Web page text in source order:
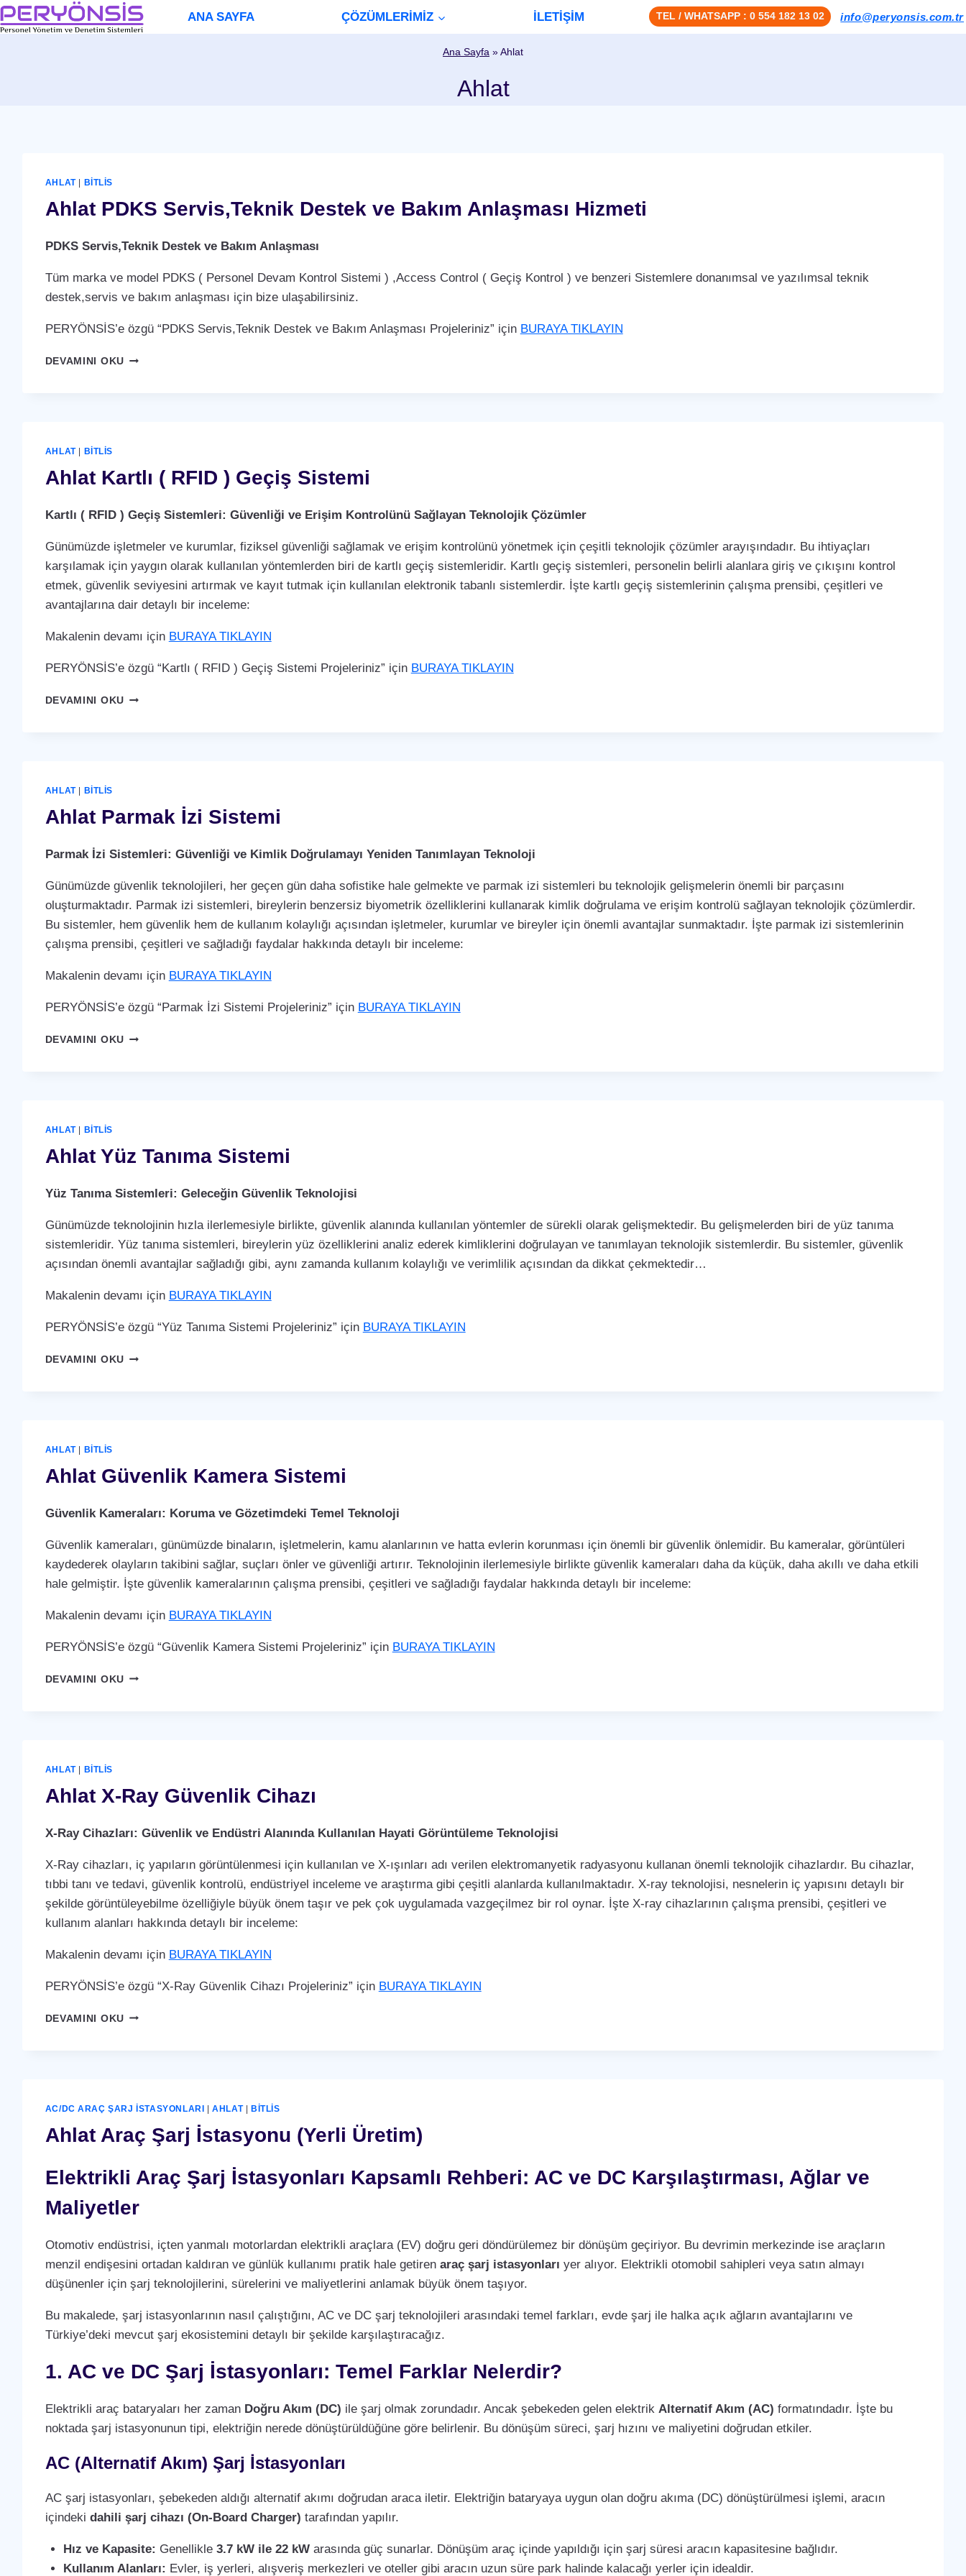
Skip
to
ANA SAYFA ÇÖZÜMLERİMİZ İLETİŞİM TEL / WHATSAPP : 0 554 182 13 02 info@peryonsis.com.tr
Ana Sayfa »Ahlat
Ahlat
AHLAT| BITLIS
Ahlat PDKS Servis,Teknik Destek ve Bakım Anlaşması Hizmeti
PDKS Servis,Teknik Destek ve Bakım Anlaşması
Tüm marka ve model PDKS ( Personel Devam Kontrol Sistemi ) ,Access Control ( Geçiş Kontrol ) ve benzeri Sistemlere donanımsal ve yazılımsal teknik
destek,servis ve bakım anlaşması için bize ulaşabilirsiniz.
PERYÖNSİS’e özgü “PDKS Servis,Teknik Destek ve Bakım Anlaşması Projeleriniz” için BURAYA TIKLAYIN
DEVAMINI OKUAHLAT
AHLAT| BITLIS
Ahlat Kartlı ( RFID ) Geçiş Sistemi
Kartlı ( RFID ) Geçiş Sistemleri: Güvenliği ve Erişim Kontrolünü Sağlayan Teknolojik Çözümler
Günümüzde işletmeler ve kurumlar, fiziksel güvenliği sağlamak ve erişim kontrolünü yönetmek için çeşitli teknolojik çözümler arayışındadır. Bu ihtiyaçları
karşılamak için yaygın olarak kullanılan yöntemlerden biri de kartlı geçiş sistemleridir. Kartlı geçiş sistemleri, personelin belirli alanlara giriş ve çıkışını kontrol
etmek, güvenlik seviyesini artırmak ve kayıt tutmak için kullanılan elektronik tabanlı sistemlerdir. İşte kartlı geçiş sistemlerinin çalışma prensibi, çeşitleri ve
avantajlarına dair detaylı bir inceleme:
Makalenin devamı için BURAYA TIKLAYIN
PERYÖNSİS’e özgü “Kartlı ( RFID ) Geçiş Sistemi Projeleriniz” için BURAYA TIKLAYIN
DEVAMINI OKUAHLAT
AHLAT| BITLIS
Ahlat Parmak İzi Sistemi
Parmak İzi Sistemleri: Güvenliği ve Kimlik Doğrulamayı Yeniden Tanımlayan Teknoloji
Günümüzde güvenlik teknolojileri, her geçen gün daha sofistike hale gelmekte ve parmak izi sistemleri bu teknolojik gelişmelerin önemli bir parçasını
oluşturmaktadır. Parmak izi sistemleri, bireylerin benzersiz biyometrik özelliklerini kullanarak kimlik doğrulama ve erişim kontrolü sağlayan teknolojik çözümlerdir.
Bu sistemler, hem güvenlik hem de kullanım kolaylığı açısından işletmeler, kurumlar ve bireyler için önemli avantajlar sunmaktadır. İşte parmak izi sistemlerinin
çalışma prensibi, çeşitleri ve sağladığı faydalar hakkında detaylı bir inceleme:
Makalenin devamı için BURAYA TIKLAYIN
PERYÖNSİS’e özgü “Parmak İzi Sistemi Projeleriniz” için BURAYA TIKLAYIN
DEVAMINI OKUAHLAT
AHLAT| BITLIS
Ahlat Yüz Tanıma Sistemi
Yüz Tanıma Sistemleri: Geleceğin Güvenlik Teknolojisi
Günümüzde teknolojinin hızla ilerlemesiyle birlikte, güvenlik alanında kullanılan yöntemler de sürekli olarak gelişmektedir. Bu gelişmelerden biri de yüz tanıma
sistemleridir. Yüz tanıma sistemleri, bireylerin yüz özelliklerini analiz ederek kimliklerini doğrulayan ve tanımlayan teknolojik sistemlerdir. Bu sistemler, güvenlik
açısından önemli avantajlar sağladığı gibi, aynı zamanda kullanım kolaylığı ve verimlilik açısından da dikkat çekmektedir…
Makalenin devamı için BURAYA TIKLAYIN
PERYÖNSİS’e özgü “Yüz Tanıma Sistemi Projeleriniz” için BURAYA TIKLAYIN
DEVAMINI OKUAHLAT
AHLAT| BITLIS
Ahlat Güvenlik Kamera Sistemi
Güvenlik Kameraları: Koruma ve Gözetimdeki Temel Teknoloji
Güvenlik kameraları, günümüzde binaların, işletmelerin, kamu alanlarının ve hatta evlerin korunması için önemli bir güvenlik önlemidir. Bu kameralar, görüntüleri
kaydederek olayların takibini sağlar, suçları önler ve güvenliği artırır. Teknolojinin ilerlemesiyle birlikte güvenlik kameraları daha da küçük, daha akıllı ve daha etkili
hale gelmiştir. İşte güvenlik kameralarının çalışma prensibi, çeşitleri ve sağladığı faydalar hakkında detaylı bir inceleme:
Makalenin devamı için BURAYA TIKLAYIN
PERYÖNSİS’e özgü “Güvenlik Kamera Sistemi Projeleriniz” için BURAYA TIKLAYIN
DEVAMINI OKUAHLAT
AHLAT| BITLIS
Ahlat X-Ray Güvenlik Cihazı
X-Ray Cihazları: Güvenlik ve Endüstri Alanında Kullanılan Hayati Görüntüleme Teknolojisi
X-Ray cihazları, iç yapıların görüntülenmesi için kullanılan ve X-ışınları adı verilen elektromanyetik radyasyonu kullanan önemli teknolojik cihazlardır. Bu cihazlar,
tıbbi tanı ve tedavi, güvenlik kontrolü, endüstriyel inceleme ve araştırma gibi çeşitli alanlarda kullanılmaktadır. X-ray teknolojisi, nesnelerin iç yapısını detaylı bir
şekilde görüntüleyebilme özelliğiyle büyük önem taşır ve pek çok uygulamada vazgeçilmez bir rol oynar. İşte X-ray cihazlarının çalışma prensibi, çeşitleri ve
kullanım alanları hakkında detaylı bir inceleme:
Makalenin devamı için BURAYA TIKLAYIN
PERYÖNSİS’e özgü “X-Ray Güvenlik Cihazı Projeleriniz” için BURAYA TIKLAYIN
DEVAMINI OKUAHLAT
AC/DC ARAÇ ŞARJ İSTASYONLARI |AHLAT| BITLIS
Ahlat Araç Şarj İstasyonu (Yerli Üretim)
Elektrikli Araç Şarj İstasyonları Kapsamlı Rehberi: AC ve DC Karşılaştırması, Ağlar ve
Maliyetler
Otomotiv endüstrisi, içten yanmalı motorlardan elektrikli araçlara (EV) doğru geri döndürülemez bir dönüşüm geçiriyor. Bu devrimin merkezinde ise araçların
menzil endişesini ortadan kaldıran ve günlük kullanımı pratik hale getiren araç şarj istasyonları yer alıyor. Elektrikli otomobil sahipleri veya satın almayı
düşünenler için şarj teknolojilerini, sürelerini ve maliyetlerini anlamak büyük önem taşıyor.
Bu makalede, şarj istasyonlarının nasıl çalıştığını, AC ve DC şarj teknolojileri arasındaki temel farkları, evde şarj ile halka açık ağların avantajlarını ve
Türkiye’deki mevcut şarj ekosistemini detaylı bir şekilde karşılaştıracağız.
1. AC ve DC Şarj İstasyonları: Temel Farklar Nelerdir?
Elektrikli araç bataryaları her zaman Doğru Akım (DC) ile şarj olmak zorundadır. Ancak şebekeden gelen elektrik Alternatif Akım (AC) formatındadır. İşte bu
noktada şarj istasyonunun tipi, elektriğin nerede dönüştürüldüğüne göre belirlenir. Bu dönüşüm süreci, şarj hızını ve maliyetini doğrudan etkiler.
AC (Alternatif Akım) Şarj İstasyonları
AC şarj istasyonları, şebekeden aldığı alternatif akımı doğrudan araca iletir. Elektriğin bataryaya uygun olan doğru akıma (DC) dönüştürülmesi işlemi, aracın
içindeki dahili şarj cihazı (On-Board Charger) tarafından yapılır.
Hız ve Kapasite: Genellikle3.7 kW ile 22 kW arasında güç sunarlar. Dönüşüm araç içinde yapıldığı için şarj süresi aracın kapasitesine bağlıdır.
Kullanım Alanları: Evler, iş yerleri, alışveriş merkezleri ve oteller gibi aracın uzun süre park halinde kalacağı yerler için idealdir.